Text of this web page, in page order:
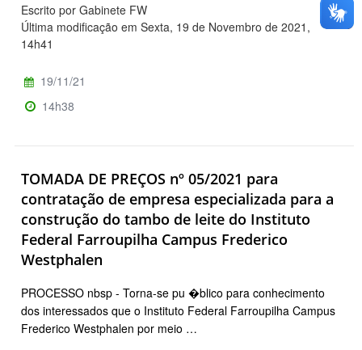
Escrito por Gabinete FW
Última modificação em Sexta, 19 de Novembro de 2021,
14h41
19/11/21
14h38
TOMADA DE PREÇOS nº 05/2021 para
contratação de empresa especializada para a
construção do tambo de leite do Instituto
Federal Farroupilha Campus Frederico
Westphalen
PROCESSO nbsp - Torna-se pu �blico para conhecimento
dos interessados que o Instituto Federal Farroupilha Campus
Frederico Westphalen por meio …